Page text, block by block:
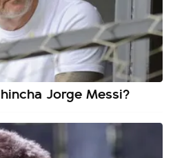
Jorge Messi?